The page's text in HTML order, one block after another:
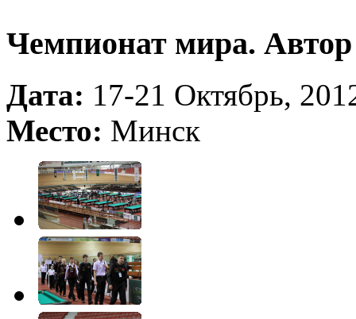
Чемпионат мира.
Дата: 17-21 Октябрь,
Место: Минск